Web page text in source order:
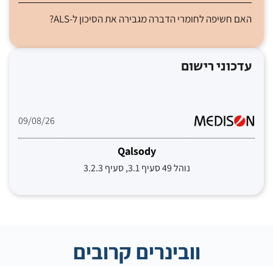
האם חשיפה לחומרי הדברה מגבירה את הסיכון ל-ALS?
עדכוני רישום
09/08/26
Qalsody
נוהל 49 סעיף 3.1, סעיף 3.2.3
וובינרים קרובים